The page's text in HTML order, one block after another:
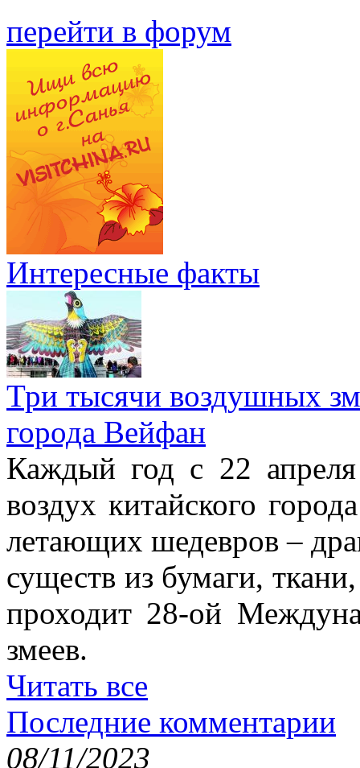
перейти в форум
Интересные факты
Три тысячи воздушных
города Вейфан
Каждый год с 22
воздух китайского
летающих шедевров –
существ из бумаги,
проходит 28-ой
змеев.
Читать все
Последние комментарии
08/11/2023